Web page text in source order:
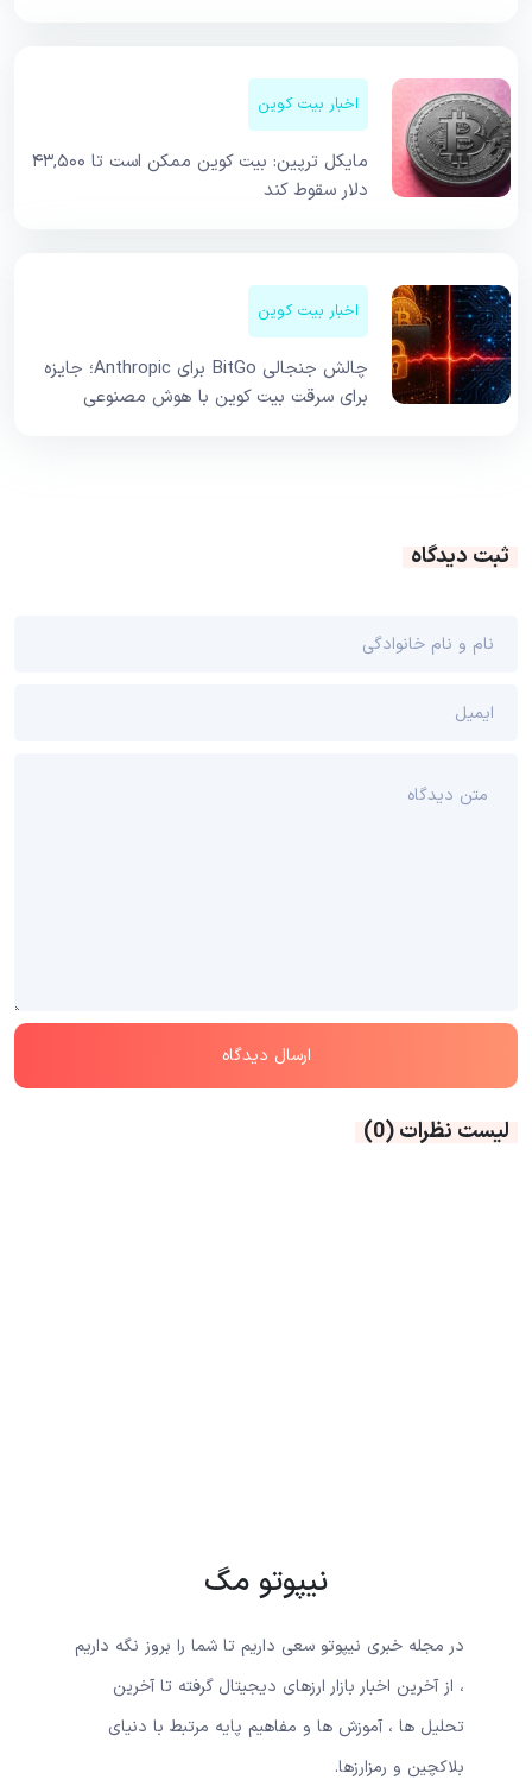
اخبار بیت کوین
مایکل ترپین: بیت کوین ممکن است تا ۴۳,۵۰۰
دلار سقوط کند
اخبار بیت کوین
چالش جنجالی BitGo برای Anthropic؛ جایزه
برای سرقت بیت کوین با هوش مصنوعی
ثبت دیدگاه
لیست نظرات(0)
نیپوتو مگ
در مجله خبری نیپوتو سعی داریم تا شما را بروز نگه داریم
، از آخرین اخبار بازار ارزهای دیجیتال گرفته تا آخرین
تحلیل ها ، آموزش ها و مفاهیم پایه مرتبط با دنیای
بلاکچین و رمزارزها.